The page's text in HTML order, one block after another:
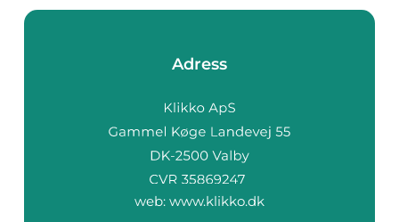
Adress
web: www.klikko.dk